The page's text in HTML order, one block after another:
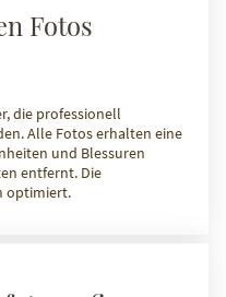
Fotos
die professionell
Alle Fotos erhalten eine
und Blessuren
entfernt. Die
optimiert.